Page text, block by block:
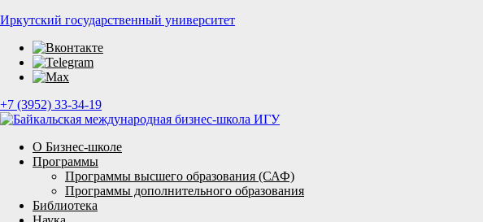
Иркутский государственный университет
+7 (3952) 33-34-19
О Бизнес-школе
Программы
Программы высшего образования (САФ)
Программы дополнительного образования
Библиотека